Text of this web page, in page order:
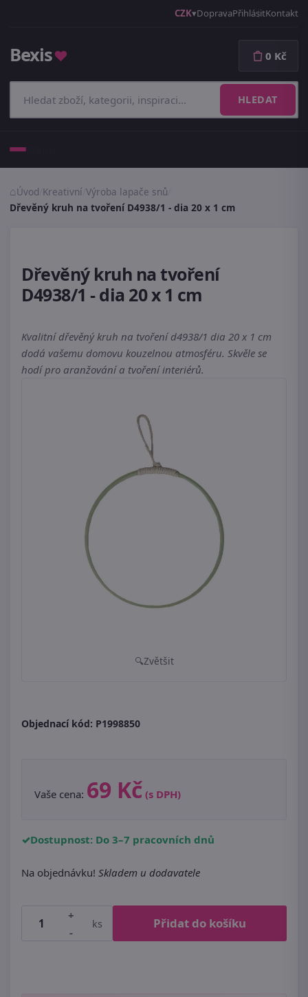
CZK DopravaPřihlásitKontakt
Bexis♥
HLEDAT
0 Kč
Úvod Kreativní Výroba lapače snů
Dřevěný kruh na tvoření D4938/1 - dia 20 x 1 cm
Dřevěný kruh na tvoření
D4938/1 - dia 20 x 1 cm
Kvalitní dřevěný kruh na tvoření d4938/1 dia 20 x 1 cm
dodá vašemu domovu kouzelnou atmosféru. Skvěle se
hodí pro aranžování a tvoření interiérů.
Zvětšit
Objednací kód: P1998850
Vaše cena: 69 Kč (s DPH)
Dostupnost: Do 3–7 pracovních dnů
Na objednávku! Skladem u dodavatele
+
-
ks Přidat do košíku